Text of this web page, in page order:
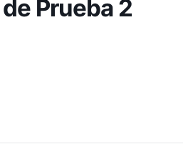
Prueba 2